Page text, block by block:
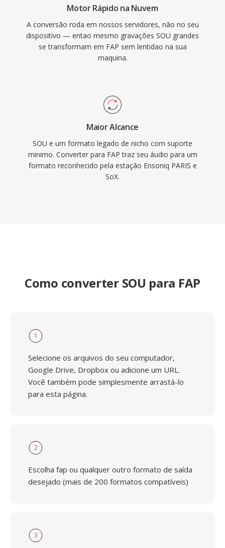
Motor Rápido na Nuvem
A conversão roda em nossos servidores, não no seu
dispositivo — entao mesmo gravações SOU grandes
se transformam em FAP sem lentidao na sua
maquina.
Maior Alcance
SOU e um formato legado de nicho com suporte
minimo. Converter para FAP traz seu áudio para um
formato reconhecido pela estação Ensoniq PARIS e
SoX.
Como converter SOU para FAP
1
Selecione os arquivos do seu computador,
Google Drive, Dropbox ou adicione um URL.
Você também pode simplesmente arrastá-lo
para esta página.
2
Escolha fap ou qualquer outro formato de saída
desejado (mais de 200 formatos compatíveis)
3